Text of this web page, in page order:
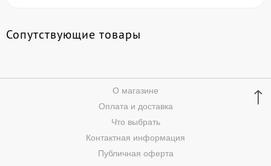
Сопутствующие товары
↑
О магазине
Оплата и доставка
Что выбрать
Контактная информация
Публичная оферта